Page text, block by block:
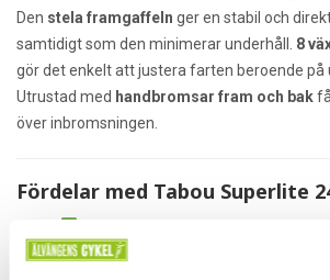
Den stela framgaffeln ger en stabil och
samtidigt som den minimerar underhåll. 8
gör det enkelt att justera farten beroende på
Utrustad med handbromsar fram och bak
över inbromsningen.
Fördelar med Tabou Superlite